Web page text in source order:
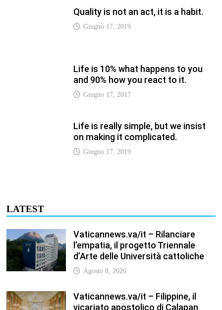
Quality is not an act, it is a habit.
Giugno 17, 2017
Giugno 17, 2019
d’Arte delle Università cattoliche
Agosto 8, 2026
Vaticannews.va/it – Filippine, il
diventa diocesi